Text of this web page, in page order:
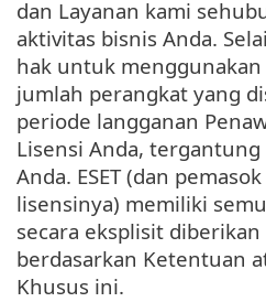
dan Layanan kami
aktivitas bisnis Anda.
hak untuk menggunakan
jumlah perangkat yang
periode langganan
Lisensi Anda, tergantung
Anda. ESET (dan
lisensinya) memiliki
secara eksplisit diberikan
berdasarkan Ketentuan
Khusus ini.